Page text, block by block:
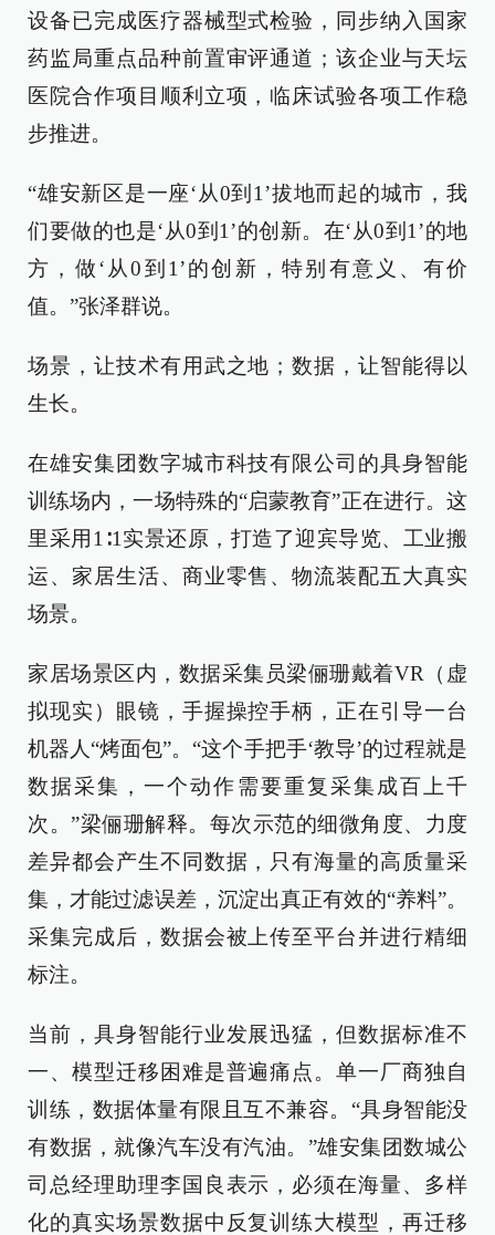
设备已完成医疗器械型式检验，同步纳入国家
药监局重点品种前置审评通道；该企业与天坛
医院合作项目顺利立项，临床试验各项工作稳
步推进。
“雄安新区是一座‘从0到1’拔地而起的城市，我
们要做的也是‘从0到1’的创新。在‘从0到1’的地
方，做‘从0到1’的创新，特别有意义、有价
值。”张泽群说。
场景，让技术有用武之地；数据，让智能得以
生长。
在雄安集团数字城市科技有限公司的具身智能
训练场内，一场特殊的“启蒙教育”正在进行。这
里采用1∶1实景还原，打造了迎宾导览、工业搬
运、家居生活、商业零售、物流装配五大真实
场景。
家居场景区内，数据采集员梁俪珊戴着VR（虚
拟现实）眼镜，手握操控手柄，正在引导一台
机器人“烤面包”。“这个手把手‘教导’的过程就是
数据采集，一个动作需要重复采集成百上千
次。”梁俪珊解释。每次示范的细微角度、力度
差异都会产生不同数据，只有海量的高质量采
集，才能过滤误差，沉淀出真正有效的“养料”。
采集完成后，数据会被上传至平台并进行精细
标注。
当前，具身智能行业发展迅猛，但数据标准不
一、模型迁移困难是普遍痛点。单一厂商独自
训练，数据体量有限且互不兼容。“具身智能没
有数据，就像汽车没有汽油。”雄安集团数城公
司总经理助理李国良表示，必须在海量、多样
化的真实场景数据中反复训练大模型，再迁移